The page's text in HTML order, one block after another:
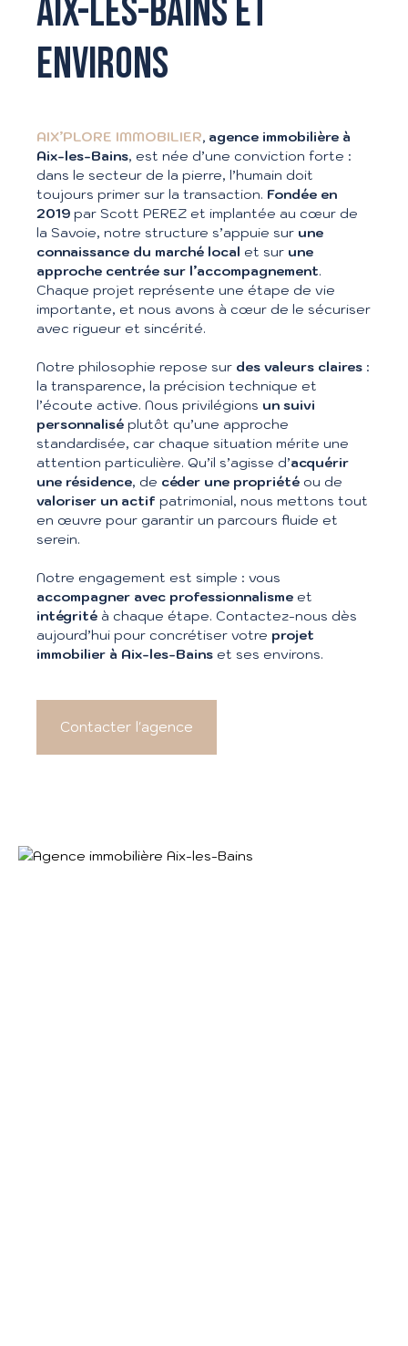
AIX-LES-BAINS ET
ENVIRONS
AIX’PLORE IMMOBILIER, agence immobilière à
Aix-les-Bains, est née d’une conviction forte :
dans le secteur de la pierre, l’humain doit
toujours primer sur la transaction. Fondée en
2019 par Scott PEREZ et implantée au cœur de
la Savoie, notre structure s’appuie sur une
connaissance du marché local et sur une
approche centrée sur l’accompagnement.
Chaque projet représente une étape de vie
importante, et nous avons à cœur de le sécuriser
avec rigueur et sincérité.
Notre philosophie repose sur des valeurs claires :
la transparence, la précision technique et
l’écoute active. Nous privilégions un suivi
personnalisé plutôt qu’une approche
standardisée, car chaque situation mérite une
attention particulière. Qu’il s’agisse d’acquérir
une résidence, de céder une propriété ou de
valoriser un actif patrimonial, nous mettons tout
en œuvre pour garantir un parcours fluide et
serein.
Notre engagement est simple : vous
accompagner avec professionnalisme et
intégrité à chaque étape. Contactez-nous dès
aujourd’hui pour concrétiser votre projet
immobilier à Aix-les-Bains et ses environs.
Contacter l'agence